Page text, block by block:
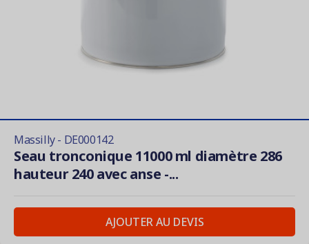
Massilly - DE000142
Seau tronconique 11000 ml diamètre 286
hauteur 240 avec anse -...
AJOUTER AU DEVIS